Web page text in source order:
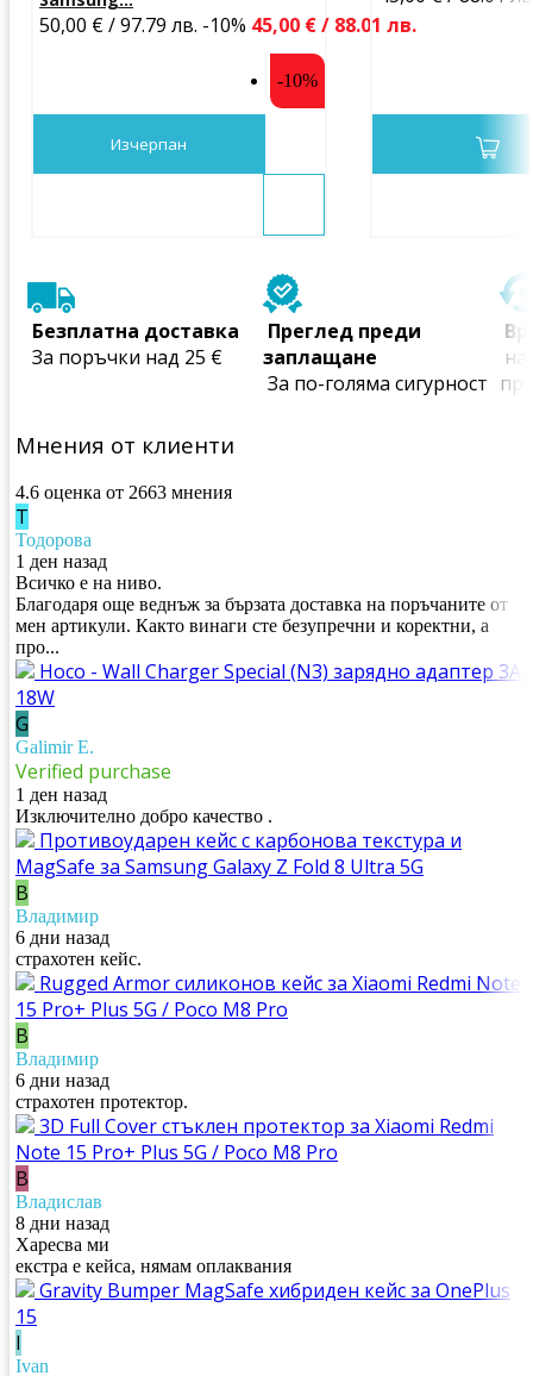
50,00 € / 97.79 лв. -10% 45,00 € / 88.01 лв.
-10%
Изчерпан
Безплатна доставка
За поръчки над 25 €
заплащане
За по-голяма сигурност
Мнения от клиенти
4.6 оценка от 2663 мнения
Т
Тодорова
1 ден назад
Всичко е на ниво.
Благодаря още веднъж за бързата доставка на поръчаните от
мен артикули. Както винаги сте безупречни и коректни, а
про...
Hoco - Wall Charger Special (N3) зарядно адаптер 3A
18W
G
Galimir E.
Verified purchase
1 ден назад
Изключително добро качество .
Противоударен кейс с карбонова текстура и
MagSafe за Samsung Galaxy Z Fold 8 Ultra 5G
В
Владимир
6 дни назад
страхотен кейс.
Rugged Armor силиконов кейс за Xiaomi Redmi Note
15 Pro+ Plus 5G / Poco M8 Pro
В
Владимир
6 дни назад
страхотен протектор.
3D Full Cover стъклен протектор за Xiaomi Redmi
Note 15 Pro+ Plus 5G / Poco M8 Pro
В
Владислав
8 дни назад
Харесва ми
екстра е кейса, нямам оплаквания
Gravity Bumper MagSafe хибриден кейс за OnePlus
15
I
Ivan